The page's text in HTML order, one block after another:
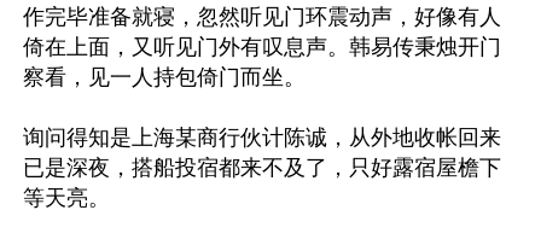
作完毕准备就寝，忽然听见门环震动声，好像有人
倚在上面，又听见门外有叹息声。韩易传秉烛开门
察看，见一人持包倚门而坐。
询问得知是上海某商行伙计陈诚，从外地收帐回来
已是深夜，搭船投宿都来不及了，只好露宿屋檐下
等天亮。